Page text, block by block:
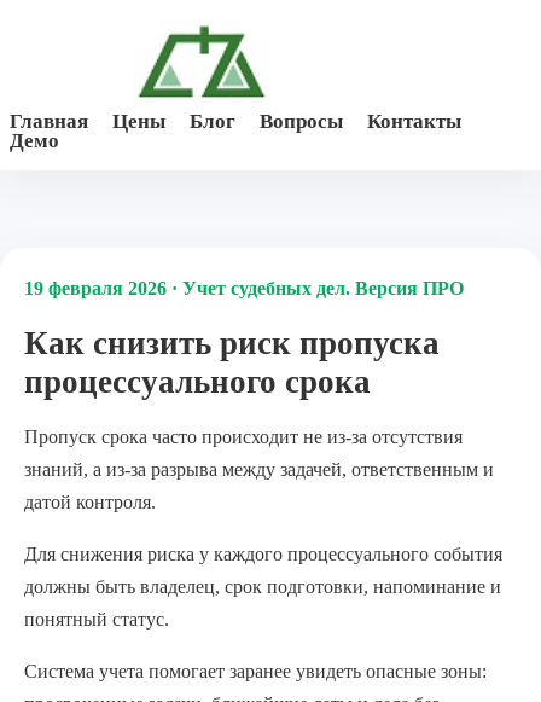
Главная Цены Блог Вопросы
Контакты
Демо
19 февраля 2026 · Учет судебных дел. Версия ПРО
Как снизить риск пропуска
процессуального срока
Пропуск срока часто происходит не из-за отсутствия
знаний, а из-за разрыва между задачей, ответственным и
датой контроля.
Для снижения риска у каждого процессуального события
должны быть владелец, срок подготовки, напоминание и
понятный статус.
Система учета помогает заранее увидеть опасные зоны: